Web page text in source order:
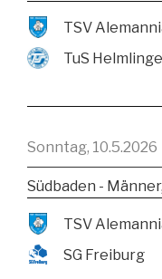
TuS
Sonntag, 10.5.2026
Südbaden -
TSV
SG Freiburg